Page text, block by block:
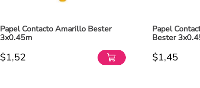
Papel Contacto Amarillo Bester
3x0.45m
$1,52
Papel
Bester
$1,45